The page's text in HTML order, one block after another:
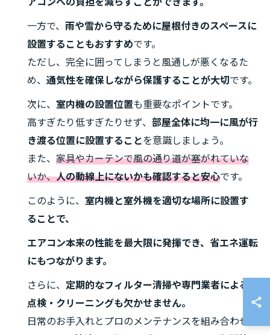
一方で、 雨や雪から守るために屋根付きのスペースに
設置することもおすすめです。
ただし、完全に囲ってしまうと風通しが悪くなるた
め、 通気性を確保しながら保護することが大切です。
次に、 室内機の設置位置も重要なポイントです。
高すぎたり低すぎたりせず、 部屋全体に均一に風が行
き渡る位置に設置することを意識しましょう。
また、 家具やカーテンで風の通り道が塞がれていな
いか、人の動線上にないかも確認すると安心です。
このように、 室内機と室外機を適切な場所に設置す
ることで、
エアコン本来の性能を最大限に発揮でき、省エネ運転
にもつながります。
さらに、 定期的なフィルター清掃や専門業者による
点検・クリーニングも欠かせません。
日常のお手入れとプロのメンテナンスを組み合わせ